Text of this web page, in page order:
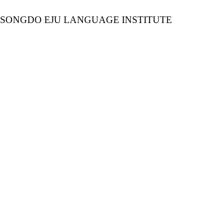
SONGDO EJU LANGUAGE INSTITUTE